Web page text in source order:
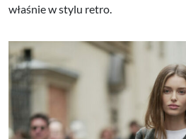
właśnie w stylu retro.